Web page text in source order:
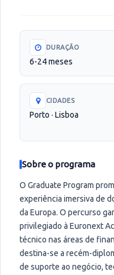
DURAÇÃO
6-24 meses
CIDADES
Porto · Lisboa
Sobre o programa
O Graduate Program
experiência imersiva de
da Europa. O percurso
privilegiado à Euronext
técnico nas áreas de
destina-se a recém-
de suporte ao negócio,